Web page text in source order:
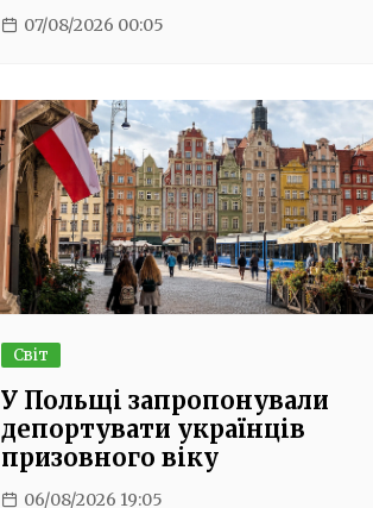
07/08/2026 00:05
Світ
У Польщі запропонували
депортувати українців
призовного віку
06/08/2026 19:05